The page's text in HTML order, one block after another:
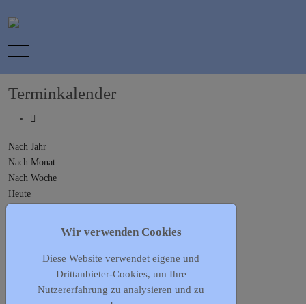
Mobile Menu Toggle
Terminkalender
Nach Jahr
Nach Monat
Nach Woche
Heute
Vorheriger Tag
Dienstag, 05. Mai 2026
Folgetag
Wir verwenden Cookies
Diese Website verwendet eigene und
Drittanbieter-Cookies, um Ihre
Nutzererfahrung zu analysieren und zu